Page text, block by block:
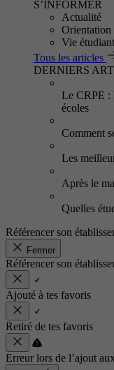
S’INFORMER
Actualité
Orientation
Vie
Tous les articles
DERNIERS
Le CRPE :
écoles
Comment
Les
Après le
Quelles
Référencer son
Fermer
Référencer son
Ajouté à tes favoris
Retiré de tes favoris
Erreur lors de l’ajout